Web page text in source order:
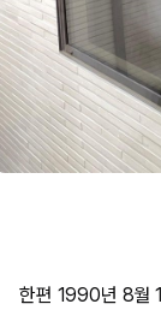
한편 1990년 8월